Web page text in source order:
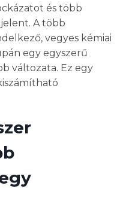
és több
A több
vegyes kémiai
egy egyszerű
változata. Ez egy